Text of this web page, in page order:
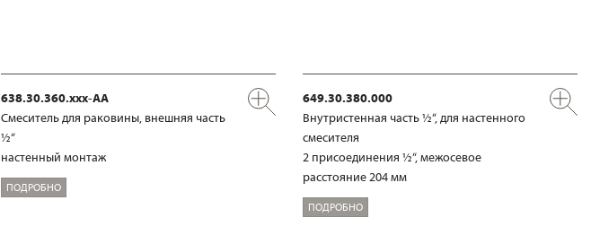
638.30.360.xxx-AA
Смеситель для раковины, внешняя часть
½“
настенный монтаж
ПОДРОБНО
649.30.380.000
Внутристенная часть ½“, для настенного
смесителя
2 присоединения ½“, межосевое
расстояние 204 мм
ПОДРОБНО